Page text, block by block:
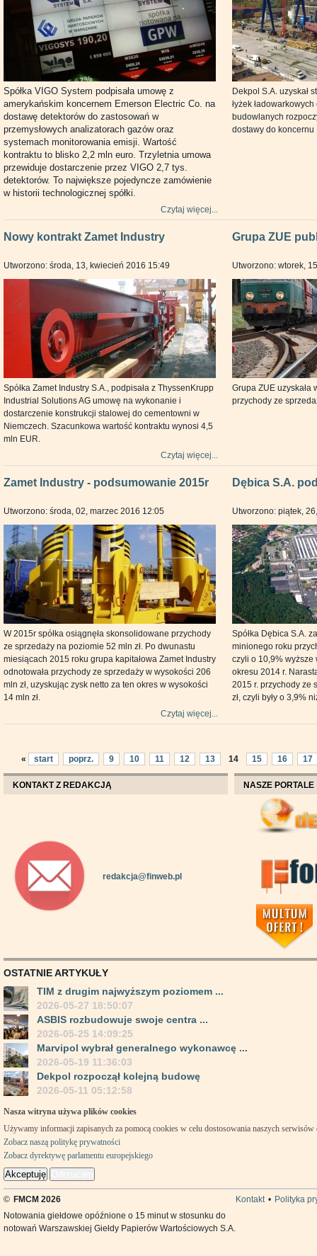
Spółka VIGO System podpisała umowę z
amerykańskim koncernem Emerson Electric Co. na
dostawę detektorów do zastosowań w
przemysłowych analizatorach gazów oraz
systemach monitorowania emisji. Wartość
kontraktu to blisko 2,2 mln euro. Trzyletnia umowa
przewiduje dostarczenie przez VIGO 2,7 tys.
detektorów. To największe pojedyncze zamówienie
w historii technologicznej spółki.
Czytaj więcej...
Dekpol S.A. uzyskał
łyżek
budowlanych
dostawy do koncernu
Nowy kontrakt Zamet Industry
Utworzono: środa, 13, kwiecień 2016 15:49
Spółka Zamet Industry S.A., podpisała z ThyssenKrupp
Industrial Solutions AG umowę na wykonanie i
dostarczenie konstrukcji stalowej do cementowni w
Niemczech. Szacunkowa wartość kontraktu wynosi 4,5
mln EUR.
Czytaj więcej...
Grupa ZUE
Utworzono: wtorek,
Grupa ZUE uzyskała
przychody ze
Zamet Industry - podsumowanie 2015r
Utworzono: środa, 02, marzec 2016 12:05
W 2015r spółka osiągnęła skonsolidowane przychody
ze sprzedaży na poziomie 52 mln zł. Po dwunastu
miesiącach 2015 roku grupa kapitałowa Zamet Industry
odnotowała przychody ze sprzedaży w wysokości 206
mln zł, uzyskując zysk netto za ten okres w wysokości
14 mln zł.
Czytaj więcej...
Dębica S.A.
Utworzono: piątek,
Spółka Dębica S.A.
minionego roku
czyli o 10,9%
okresu 2014 r.
2015 r. przychody ze
zł, czyli były o 3,9%
« start poprz. 9 10 11 12 13 14 15 16 17
KONTAKT Z REDAKCJĄ
redakcja@finweb.pl
NASZE PORTALE
OSTATNIE ARTYKUŁY
TIM z drugim najwyższym poziomem ...
2026-05-27 18:50:07
ASBIS rozbudowuje swoje centra ...
2026-05-25 14:09:25
Marvipol wybrał generalnego wykonawcę ...
2026-05-19 11:36:03
Dekpol rozpoczął kolejną budowę
2026-05-11 05:12:58
Nasza witryna używa plików cookies
Używamy informacji zapisanych za pomocą cookies w celu dostosowania naszych
Zobacz naszą politykę prywatności
Zobacz dyrektywę parlamentu europejskiego
Akceptuję
© FMCM 2026 Kontakt • Polityka
Notowania giełdowe opóźnione o 15 minut w stosunku do
notowań Warszawskiej Giełdy Papierów Wartościowych S.A.